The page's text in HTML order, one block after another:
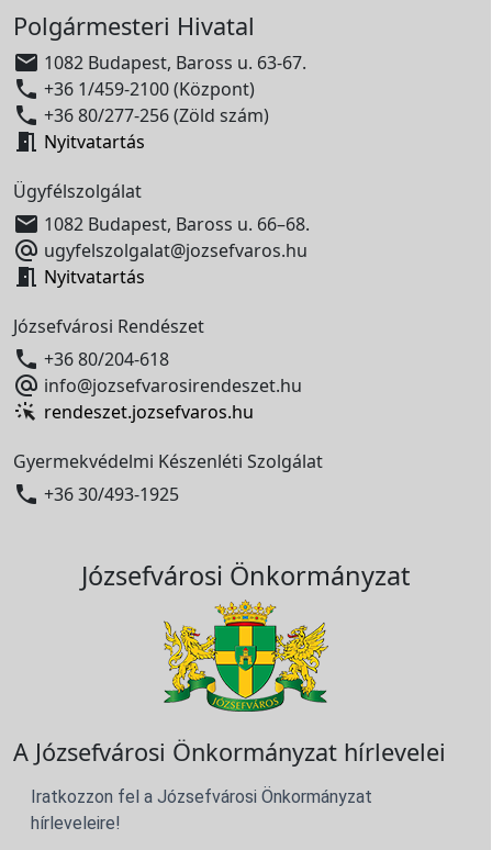
Polgármesteri Hivatal
 1082 Budapest, Baross u. 63-67.
 +36 1/459-2100 (Központ)
 +36 80/277-256 (Zöld szám)
 Nyitvatartás
Ügyfélszolgálat
 1082 Budapest, Baross u. 66–68.
 ugyfelszolgalat@jozsefvaros.hu
 Nyitvatartás
Józsefvárosi Rendészet
 +36 80/204-618
 info@jozsefvarosirendeszet.hu
rendeszet.jozsefvaros.hu
Gyermekvédelmi Készenléti Szolgálat
 +36 30/493-1925
Józsefvárosi Önkormányzat
A Józsefvárosi Önkormányzat hírlevelei
Iratkozzon fel a Józsefvárosi Önkormányzat
hírleveleire!